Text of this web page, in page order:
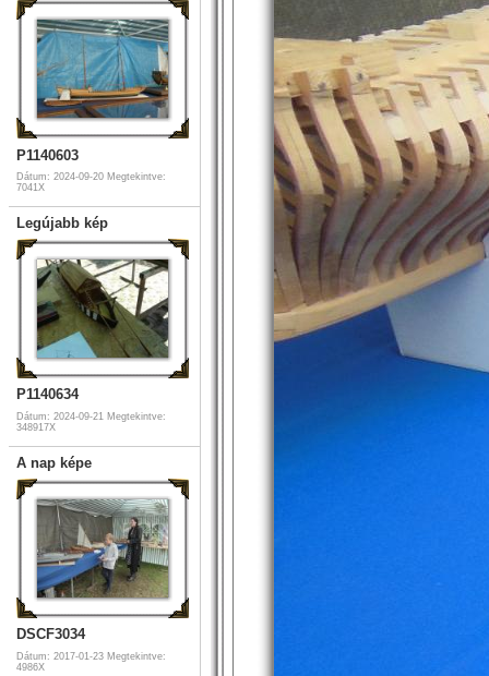
P1140603
Dátum: 2024-09-20 Megtekintve:
7041X
Legújabb kép
P1140634
Dátum: 2024-09-21 Megtekintve:
348917X
A nap képe
DSCF3034
Dátum: 2017-01-23 Megtekintve:
4986X